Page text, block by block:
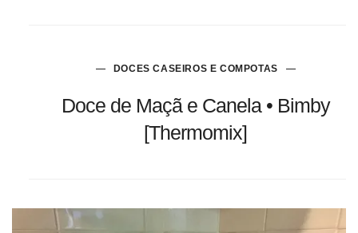
DOCES CASEIROS E COMPOTAS
Doce de Maçã e Canela • Bimby
[Thermomix]